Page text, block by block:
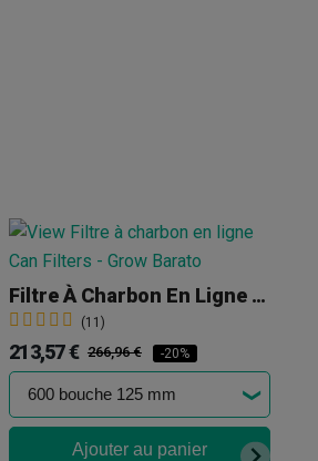
Filtre À Charbon En Ligne Can Filters
(11)
213,57 € 266,96 € -20%
Ajouter au panier